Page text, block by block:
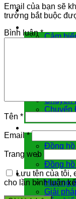
Cảm biến đo
Cảm
Hiển
Chuyển
Chuyển
Đồng hồ
Đồng hồ
Hướng dẫn &
Hướng
Giải
Email của bạn sẽ
trường bắt buộc
Bình luận*
Tên *
Email*
Trang web
Lưu tên của tôi,
cho lần bình luận